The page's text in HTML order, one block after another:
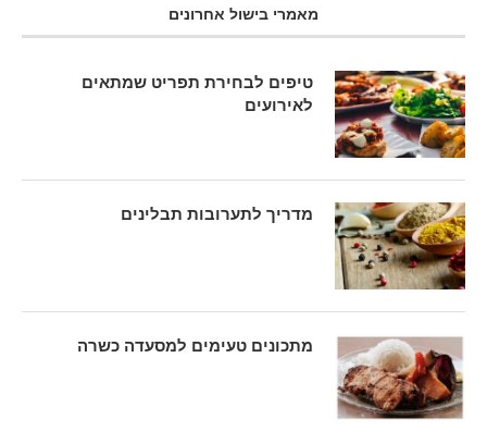
מאמרי בישול אחרונים
טיפים לבחירת תפריט שמתאים
לאירועים
מדריך לתערובות תבלינים
מתכונים טעימים למסעדה כשרה